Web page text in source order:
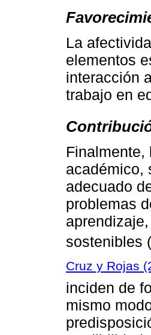
La
elementos
interacción
trabajo en
académico,
adecuado
problemas
sostenibles (
Cruz y Rojas
inciden de
mismo